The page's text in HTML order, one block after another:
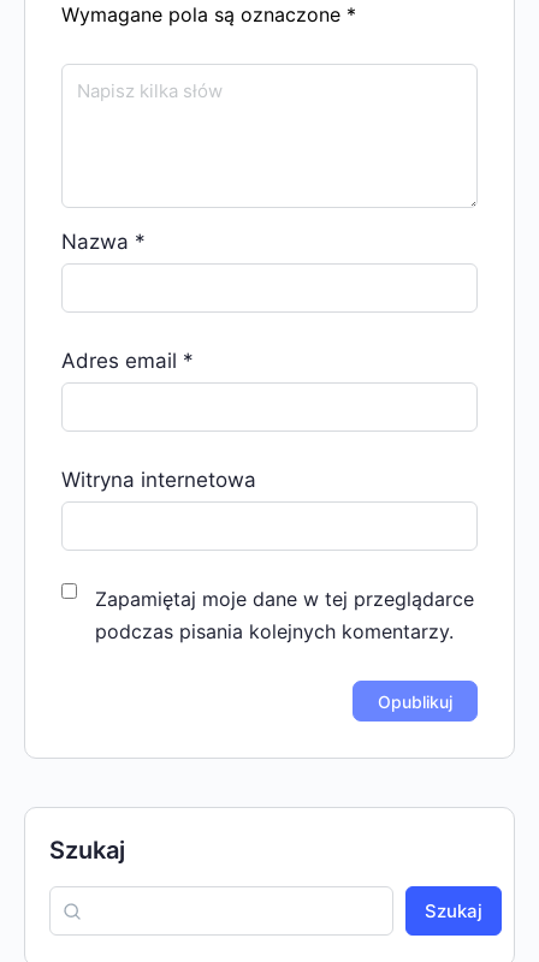
Wymagane pola są oznaczone *
Nazwa *
Adres email *
Witryna internetowa
Zapamiętaj moje dane w tej przeglądarce
podczas pisania kolejnych komentarzy.
Szukaj
Szukaj